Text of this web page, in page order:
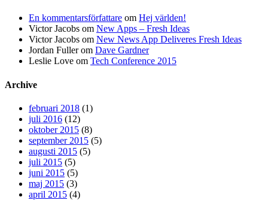
En kommentarsförfattare om Hej världen!
Victor Jacobs om New Apps – Fresh Ideas
Victor Jacobs om New News App Deliveres Fresh Ideas
Jordan Fullerom Dave Gardner
Leslie Love om Tech Conference 2015
Archive
februari 2018 (1)
juli 2016 (12)
oktober 2015 (8)
september 2015 (5)
augusti 2015 (5)
juli 2015 (5)
juni 2015 (5)
maj 2015 (3)
april 2015 (4)